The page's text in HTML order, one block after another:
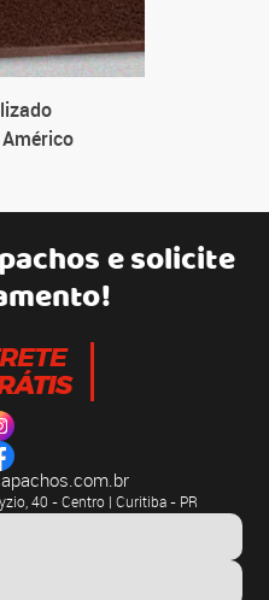
e solicite
40 - Centro | Curitiba - PR